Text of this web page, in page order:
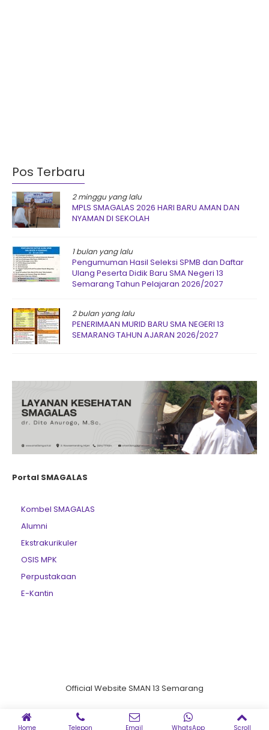
Pos Terbaru
2 minggu yang lalu
MPLS SMAGALAS 2026 HARI BARU AMAN DAN
NYAMAN DI SEKOLAH
1 bulan yang lalu
Pengumuman Hasil Seleksi SPMB dan Daftar
Ulang Peserta Didik Baru SMA Negeri 13
Semarang Tahun Pelajaran 2026/2027
2 bulan yang lalu
PENERIMAAN MURID BARU SMA NEGERI 13
SEMARANG TAHUN AJARAN 2026/2027
Portal SMAGALAS
Kombel SMAGALAS
Alumni
Ekstrakurikuler
OSIS MPK
Perpustakaan
E-Kantin
Official Website SMAN 13 Semarang
Home Telepon Email WhatsApp Scroll